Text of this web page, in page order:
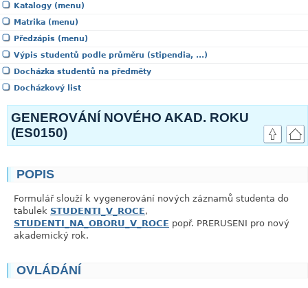
Katalogy (menu)
Matrika (menu)
Předzápis (menu)
Výpis studentů podle průměru (stipendia, ...)
Docházka studentů na předměty
Docházkový list
GENEROVÁNÍ NOVÉHO AKAD. ROKU
(ES0150)
POPIS
Formulář slouží k vygenerování nových záznamů studenta do
tabulek STUDENTI_V_ROCE,
STUDENTI_NA_OBORU_V_ROCE popř. PRERUSENI pro nový
akademický rok.
OVLÁDÁNÍ